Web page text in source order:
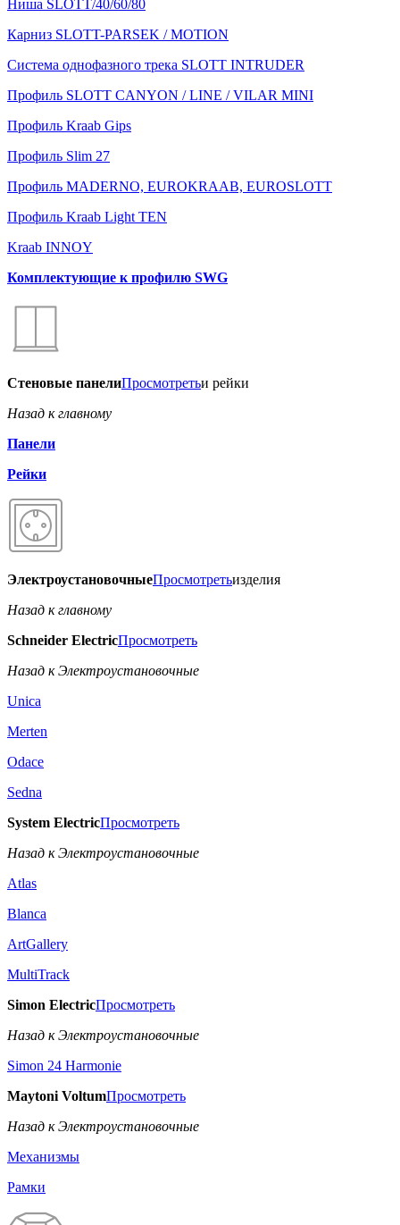
Ниша SLOTT/40/60/80
Карниз SLOTT-PARSEK / MOTION
Система однофазного трека SLOTT INTRUDER
Профиль SLOTT CANYON / LINE / VILAR MINI
Профиль Kraab Gips
Профиль Slim 27
Профиль MADERNO, EUROKRAAB, EUROSLOTT
Профиль Kraab Light TEN
Kraab INNOY
Комплектующие к профилю SWG
Стеновые панелиПросмотретьи рейки
Назад к главному
Панели
Рейки
ЭлектроустановочныеПросмотретьизделия
Назад к главному
Schneider ElectricПросмотреть
Назад к Электроустановочные
Unica
Merten
Odace
Sedna
System ElectricПросмотреть
Назад к Электроустановочные
Atlas
Blanca
ArtGallery
MultiTrack
Simon ElectricПросмотреть
Назад к Электроустановочные
Simon 24 Harmonie
Maytoni VoltumПросмотреть
Назад к Электроустановочные
Механизмы
Рамки